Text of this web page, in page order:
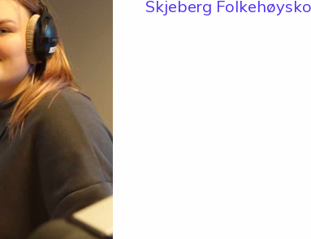
Om skolen
Radio Skjeberg
Beliggenhet
Tidligere elever
Verdigrunnlag og reglement
Skjeberg